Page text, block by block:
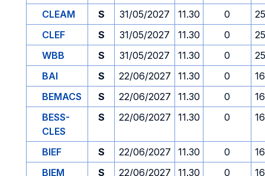
CLEAM
S 31/05/2027 11.30 0
CLEF
S 31/05/2027 11.30 0
WBB
S 31/05/2027 11.30 0
BAI
S 22/06/2027 11.30 0
BEMACS
S 22/06/2027 11.30 0
BESS-
CLES
S 22/06/2027 11.30 0
BIEF S 22/06/2027 11.30 0
BIEM
S 22/06/2027 11.30 0